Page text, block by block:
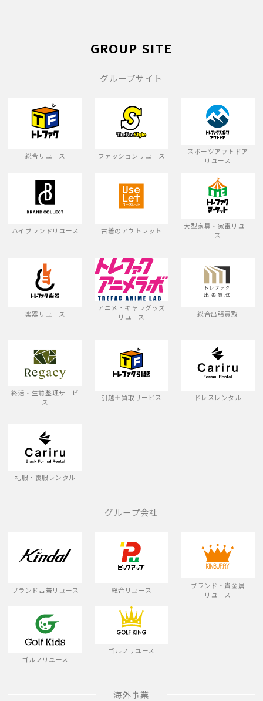
GROUP SITE
グループサイト
総合リユース ファッションリユース
スポーツアウトドア
リユース
ハイブランドリユース 古着のアウトレット
大型家具・家電リユー
ス
楽器リユース
アニメ・キャラグッズ
リユース
総合出張買取
終活・生前整理サービ
ス
引越＋買取サービス ドレスレンタル
礼服・喪服レンタル
グループ会社
ブランド古着リユース 総合リユース
ブランド・貴金属
リユース
ゴルフリユース
ゴルフリユース
海外事業